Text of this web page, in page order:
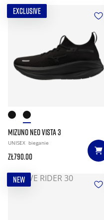
EXCLUSIVE
MIZUNO NEO VISTA 3
UNISEX bieganie
zł790.00
NEW